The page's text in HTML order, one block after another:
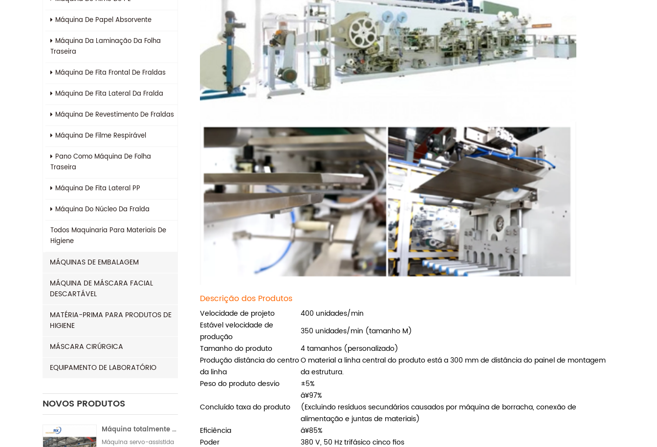
Máquina De Papel Absorvente
Máquina Da Laminação Da Folha
Traseira
Máquina De Fita Frontal De Fraldas
Máquina De Fita Lateral Da Fralda
Máquina De Revestimento De Fraldas
Máquina De Filme Respirável
Pano Como Máquina De Folha
Traseira
Máquina De Fita Lateral PP
Máquina Do Núcleo Da Fralda
Todos Maquinaria Para Materiais De
Higiene
MÁQUINAS DE EMBALAGEM
MÁQUINA DE MÁSCARA FACIAL
DESCARTÁVEL
MATÉRIA-PRIMA PARA PRODUTOS DE
HIGIENE
MÁSCARA CIRÚRGICA
EQUIPAMENTO DE LABORATÓRIO
NOVOS PRODUTOS
Máquina totalmente servo para fabricação de absorventes higiênicos na Índia | Operação automática
Máquina servo-assistida
Descrição dos Produtos
Velocidade de projeto
400 unidades/min
Estável velocidade de
produção
350 unidades/min (tamanho M)
Tamanho do produto
4 tamanhos (personalizado)
Produção distância do centro
da linha
O material a linha central do produto está a 300 mm de distância do painel de montagem
da estrutura.
Peso do produto desvio
±5%
Concluído taxa do produto
â¥97%
(Excluindo resíduos secundários causados ​​por máquina de borracha, conexão de
alimentação e juntas de materiais)
Eficiência
â¥85%
Poder
380 V, 50 Hz trifásico cinco fios